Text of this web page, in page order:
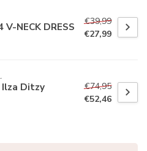
V-NECK DRESS
€39,99
€27,99
Ditzy
€74,95
€52,46